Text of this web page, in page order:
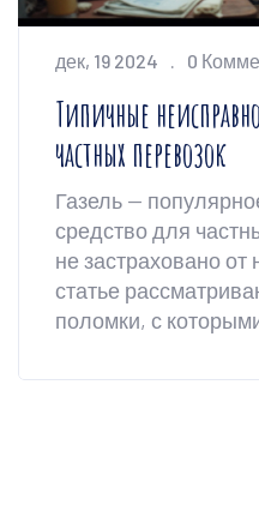
дек, 19 2024 0
Типичные
частных перевозок
Газель —
средство для
не застраховано
статье
поломки, с